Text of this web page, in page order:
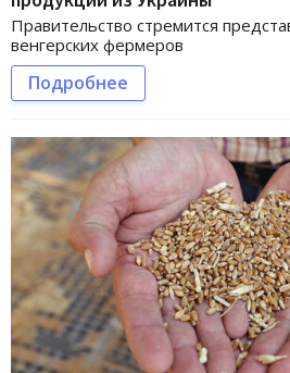
Правительство стремится
венгерских фермеров
Подробнее